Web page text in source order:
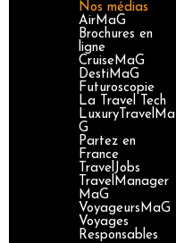
Nos médias
AirMaG
Brochures en
ligne
CruiseMaG
DestiMaG
Futuroscopie
La Travel Tech
LuxuryTravelMa
G
Partez en
France
TravelJobs
TravelManager
MaG
VoyageursMaG
Voyages
Responsables